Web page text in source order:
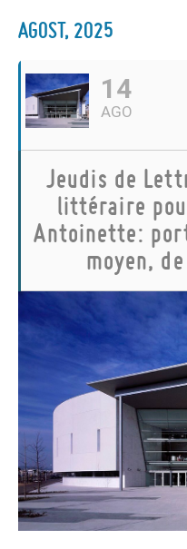
AGOST, 2025
14
AGO
Jeudis de
littéraire
Antoinette:
moyen,